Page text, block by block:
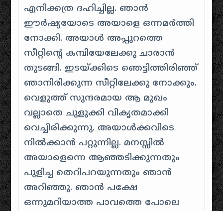
എനിക്കത്ര ദഹിച്ചില്ല. ഞാന്‍
ഈര്‍‌ഷ്യയോടെ അയാളെ ഒന്നമര്‍‌ത്തി
നോക്കി. അയാള്‍ അപ്പുറത്തെ
സീറ്റിന്റെ കമ്പിയേലേക്കു ചാരാന്‍
തുടങ്ങി. ഇടയ്‌ക്കിടെ ഞെട്ടിത്തിരിഞ്ഞ്
ഞാനിരിക്കുന്ന സീറ്റിലേക്കു നോക്കും.
വെളുത്ത് സുന്ദരമായ ആ മുഖം
വല്ലാതെ ചുളുക്കി വികൃതമാക്കി
വെച്ചിരിക്കുന്നു. അയാള്‍‌ക്കവിടെ
നില്‍‌ക്കാന്‍ പറ്റുന്നില്ല. മനസ്സില്‍
അയാളെന്നെ ആഞ്ഞടിക്കുന്നതും
പുളിച്ച തെറിപറയുന്നതും ഞാന്‍
അറിഞ്ഞു. ഞാന്‍ പക്ഷേ
ഒന്നുമറിയാത്ത പാവത്തെ പോലെ